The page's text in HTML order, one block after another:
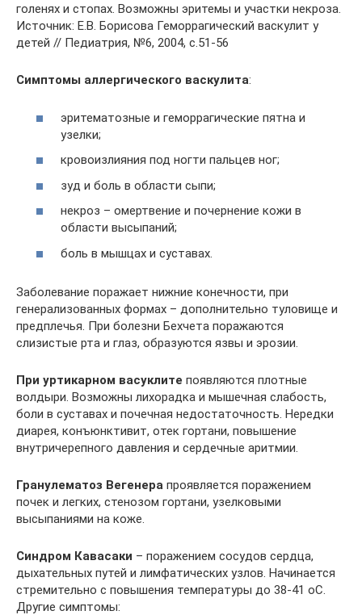
голенях и стопах. Возможны эритемы и участки некроза.
Источник: Е.В. Борисова Геморрагический васкулит у
детей // Педиатрия, №6, 2004, с.51-56
Симптомы аллергического васкулита:
эритематозные и геморрагические пятна и
узелки;
кровоизлияния под ногти пальцев ног;
зуд и боль в области сыпи;
некроз – омертвение и почернение кожи в
области высыпаний;
боль в мышцах и суставах.
Заболевание поражает нижние конечности, при
генерализованных формах – дополнительно туловище и
предплечья. При болезни Бехчета поражаются
слизистые рта и глаз, образуются язвы и эрозии.
При уртикарном васуклите появляются плотные
волдыри. Возможны лихорадка и мышечная слабость,
боли в суставах и почечная недостаточность. Нередки
диарея, конъюнктивит, отек гортани, повышение
внутричерепного давления и сердечные аритмии.
Гранулематоз Вегенера проявляется поражением
почек и легких, стенозом гортани, узелковыми
высыпаниями на коже.
Синдром Кавасаки – поражением сосудов сердца,
дыхательных путей и лимфатических узлов. Начинается
стремительно с повышения температуры до 38-41 оС.
Другие симптомы: